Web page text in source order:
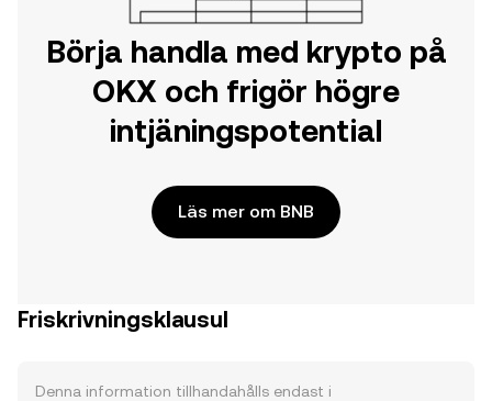
Börja handla med krypto på
OKX och frigör högre
intjäningspotential
Läs mer om BNB
Friskrivningsklausul
Denna information tillhandahålls endast i